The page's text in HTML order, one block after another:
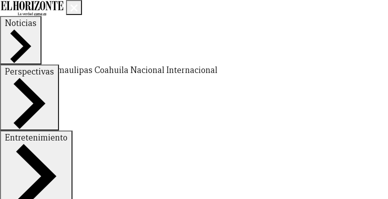
Noticias
Nuevo LeónTamaulipas Coahuila NacionalInternacional
Perspectivas
FinanzasOpinión
Entretenimiento